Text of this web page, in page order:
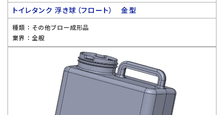
トイレタンク 浮き球（フロート） 金型
種類 ： その他ブロー成形品
業界 ： 全般